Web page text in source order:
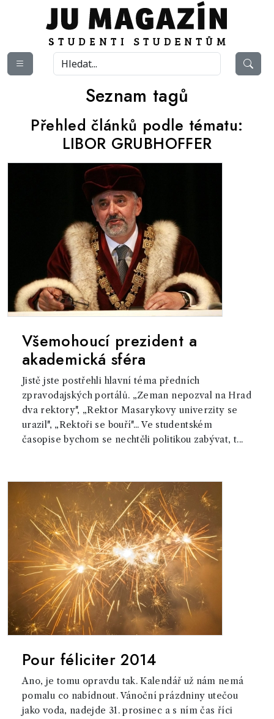
Seznam tagů
Přehled článků podle tématu:
LIBOR GRUBHOFFER
Všemohoucí prezident a
akademická sféra
Jistě jste postřehli hlavní téma předních
zpravodajských portálů. „Zeman nepozval na Hrad
dva rektory", „Rektor Masarykovy univerzity se
urazil", „Rektoři se bouří"... Ve studentském
časopise bychom se nechtěli politikou zabývat, t...
Pour féliciter 2014
Ano, je tomu opravdu tak. Kalendář už nám nemá
pomalu co nabídnout. Vánoční prázdniny utečou
jako voda, nadejde 31. prosinec a s ním čas říci